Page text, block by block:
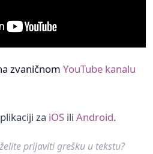
zvaničnom YouTube kanalu
za iOS ili Android.
prijaviti grešku u tekstu?